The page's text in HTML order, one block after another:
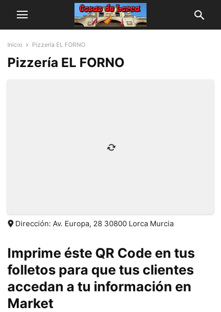
Inicio Pizzería EL FORNO
Pizzería EL FORNO
Dirección: Av. Europa, 28 30800 Lorca Murcia
Imprime éste QR Code en tus
folletos para que tus clientes
accedan a tu información en
Market